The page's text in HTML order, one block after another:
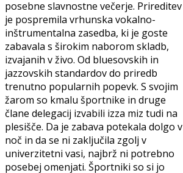
posebne slavnostne večerje. Prireditev
je pospremila vrhunska vokalno-
inštrumentalna zasedba, ki je goste
zabavala s širokim naborom skladb,
izvajanih v živo. Od bluesovskih in
jazzovskih standardov do priredb
trenutno popularnih popevk. S svojim
žarom so kmalu športnike in druge
člane delegacij izvabili izza miz tudi na
plesišče. Da je zabava potekala dolgo v
noč in da se ni zaključila zgolj v
univerzitetni vasi, najbrž ni potrebno
posebej omenjati. Športniki so si jo